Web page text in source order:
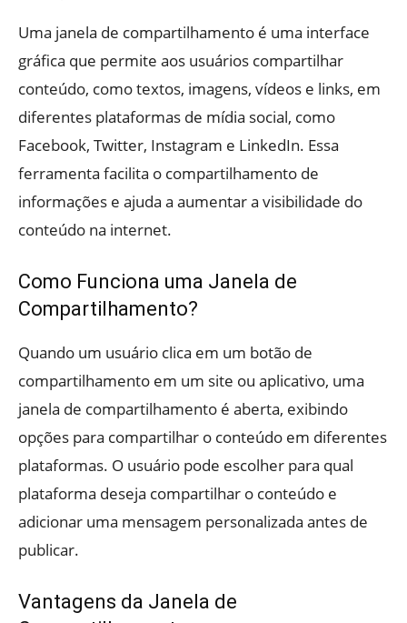
Uma janela de compartilhamento é uma interface
gráfica que permite aos usuários compartilhar
conteúdo, como textos, imagens, vídeos e links, em
diferentes plataformas de mídia social, como
Facebook, Twitter, Instagram e LinkedIn. Essa
ferramenta facilita o compartilhamento de
informações e ajuda a aumentar a visibilidade do
conteúdo na internet.
Como Funciona uma Janela de
Compartilhamento?
Quando um usuário clica em um botão de
compartilhamento em um site ou aplicativo, uma
janela de compartilhamento é aberta, exibindo
opções para compartilhar o conteúdo em diferentes
plataformas. O usuário pode escolher para qual
plataforma deseja compartilhar o conteúdo e
adicionar uma mensagem personalizada antes de
publicar.
Vantagens da Janela de